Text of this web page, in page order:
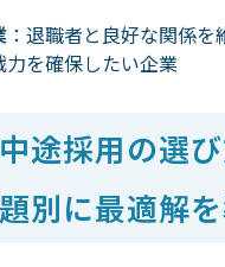
：退職者と良好な関係を
を確保したい企業
途採用の選
別に最適解を